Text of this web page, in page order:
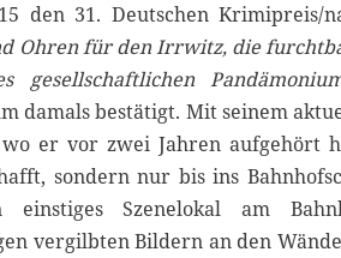
den 31. Deutschen Krimipreis/
Ohren für den Irrwitz, die
gesellschaftlichen
damals bestätigt. Mit seinem
er vor zwei Jahren aufgehört
sondern nur bis ins
Szenelokal am
vergilbten Bildern an den